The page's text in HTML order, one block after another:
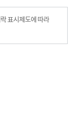
표시제도에 따라